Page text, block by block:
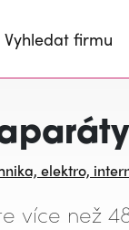
Vyhledat firmu
elektro,
více než